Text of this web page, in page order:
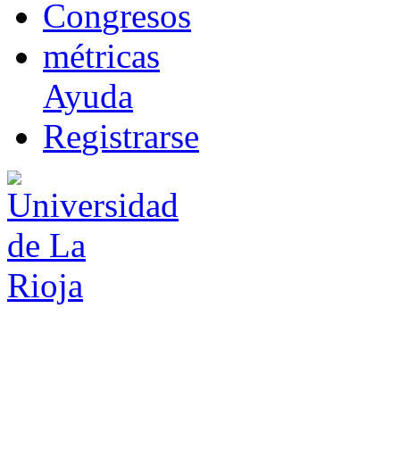
Congresos
métricas
Ayuda
Registrarse